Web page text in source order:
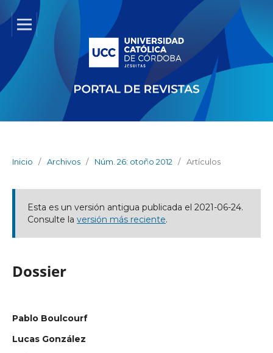
Inicio / Archivos / Núm. 26: otoño 2012 / Artículos
Esta es un versión antigua publicada el 2021-06-24.
Consulte la versión más reciente.
Dossier
Pablo Boulcourf
Lucas González